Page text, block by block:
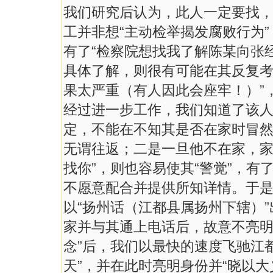
我们研究后认为，此人一定要找
工并非想“主动检举揭发腐败行为
有了“检察院想找我了解陈某向张
具体了解，则很有可能在其反复
果太严重（有人因此会座牢！）
经过进一步工作，我们知道了该
定，不能在不知其是否在家时冒
无谓往返；二是一旦他不在家，
找你”，则也容易使其“警觉”，有
不愿意配合并提供所知详情。于
以“扬州话（江都县属扬州下辖
家并与其通上电话后，故意不亮
念”后，我们以最快的速度飞驰江
天”，并在此时亮明身份并“晓以